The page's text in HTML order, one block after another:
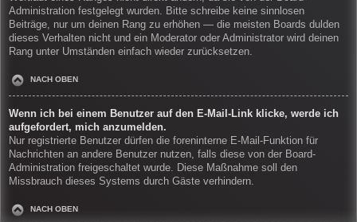
Administration festgelegt wurden. Bitte schreibe keine sinnlosen
Beiträge, nur um deinen Rang zu erhöhen — die meisten Boards dulden
dieses Verhalten nicht und ein Moderator oder Administrator wird deinen
Rang unter Umständen einfach wieder zurücksetzen.
NACH OBEN
Wenn ich bei einem Benutzer auf den E-Mail-Link klicke, werde ich
aufgefordert, mich anzumelden.
Nur registrierte Benutzer dürfen die foreninterne E-Mail-Funktion für
Nachrichten an andere Benutzer nutzen, falls diese von der Board-
Administration freigeschaltet wurde. Diese Maßnahme soll den
Missbrauch dieses Systems durch Gäste verhindern.
NACH OBEN